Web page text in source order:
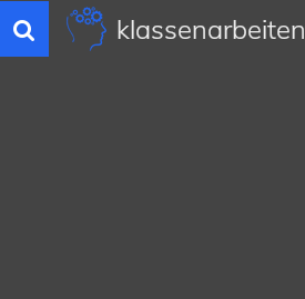
Toggle
navigation
klassenarbeiten